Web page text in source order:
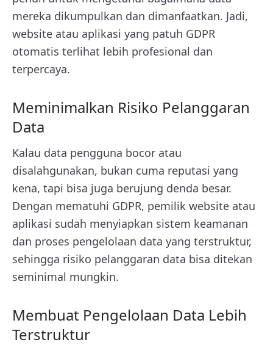
mereka dikumpulkan dan dimanfaatkan. Jadi,
website atau aplikasi yang patuh GDPR
otomatis terlihat lebih profesional dan
terpercaya.
Meminimalkan Risiko Pelanggaran
Data
Kalau data pengguna bocor atau
disalahgunakan, bukan cuma reputasi yang
kena, tapi bisa juga berujung denda besar.
Dengan mematuhi GDPR, pemilik website atau
aplikasi sudah menyiapkan sistem keamanan
dan proses pengelolaan data yang terstruktur,
sehingga risiko pelanggaran data bisa ditekan
seminimal mungkin.
Membuat Pengelolaan Data Lebih
Terstruktur